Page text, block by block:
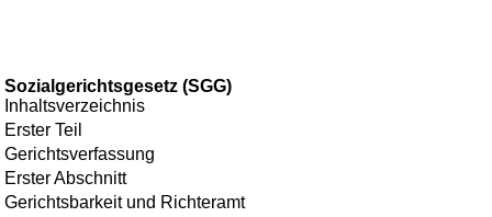
Sozialgerichtsgesetz (SGG)
Inhaltsverzeichnis
Erster Teil
Gerichtsverfassung
Erster Abschnitt
Gerichtsbarkeit und Richteramt